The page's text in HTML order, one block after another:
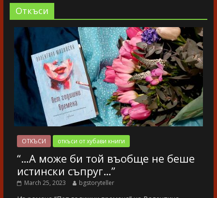
Oткъси
ОТКЪСИ откъси от хубави книги
“…А може би той въобще не беше
истински съпруг…”
March 25, 2023 bgstoryteller